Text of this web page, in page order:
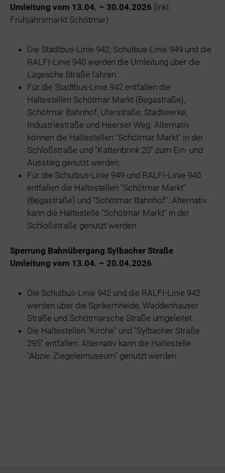
Umleitung vom 13.04. – 30.04.2026 (inkl.
Frühjahrsmarkt Schötmar)
Die Stadtbus-Linie 942, Schulbus-Linie 949 und die
RALFI-Linie 940 werden die Umleitung über die
Lagesche Straße fahren.
Für die Stadtbus-Linie 942 entfallen die
Haltestellen Schötmar Markt (Begastraße),
Schötmar Bahnhof, Uferstraße, Stadtwerke,
Industriestraße und Heerser Weg. Alternativ
können die Haltestellen "Schötmar Markt" in der
Schloßstraße und "Kattenbrink 20" zum Ein- und
Ausstieg genutzt werden.
Für die Schulbus-Linie 949 und RALFI-Linie 940
entfallen die Haltestellen "Schötmar Markt"
(Begastraße) und "Schötmar Bahnhof". Alternativ
kann die Haltestelle "Schötmar Markt" in der
Schloßstraße genutzt werden.
Sperrung Bahnübergang Sylbacher Straße
Umleitung vom 13.04. – 20.04.2026
Die Schulbus-Linie 942 und die RALFI-Linie 942
werden über die Sprikernheide, Waddenhauser
Straße und Schötmarsche Straße umgeleitet.
Die Haltestellen "Kirche" und "Sylbacher Straße
295" entfallen. Alternativ kann die Haltestelle
"Abzw. Ziegeleimuseum" genutzt werden.